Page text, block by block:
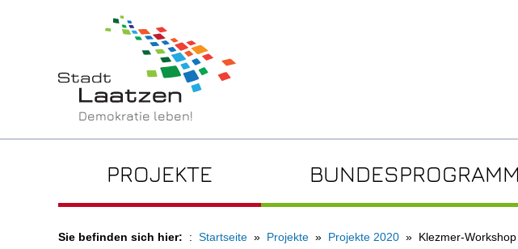
Demokratie leben!
PROJEKTE BUNDESPROGRAMM
Sie befinden sich hier: Startseite Projekte Projekte 2020 Klezmer-